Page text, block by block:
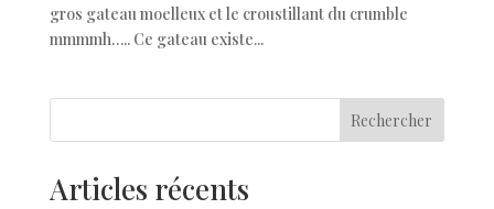
gros gateau moelleux et le croustillant du crumble
mmmmh….. Ce gateau existe...
Rechercher
Articles récents